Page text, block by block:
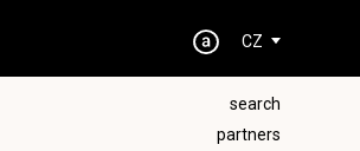
CZ
search
partners